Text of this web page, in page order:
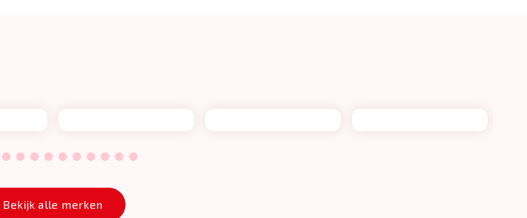
3 4 5 6 7 8 9 10 11 12
Bekijk alle merken